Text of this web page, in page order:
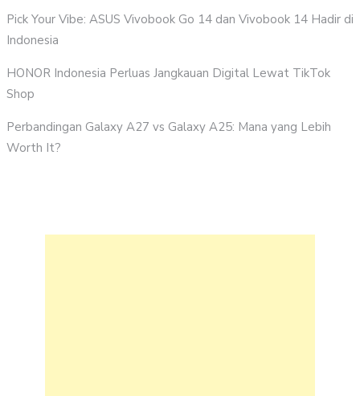
Pick Your Vibe: ASUS Vivobook Go 14 dan Vivobook 14 Hadir di
Indonesia
HONOR Indonesia Perluas Jangkauan Digital Lewat TikTok
Shop
Perbandingan Galaxy A27 vs Galaxy A25: Mana yang Lebih
Worth It?